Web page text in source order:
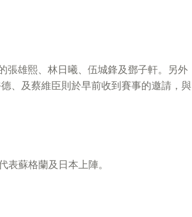
張雄熙、林日曦、伍城鋒及鄧子軒。另外
、及蔡維臣則於早前收到賽事的邀請，與
蘇格蘭及日本上陣。